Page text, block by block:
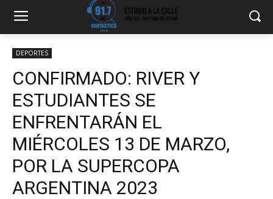
DEPORTES
CONFIRMADO: RIVER Y
ESTUDIANTES SE
ENFRENTARÁN EL
MIÉRCOLES 13 DE MARZO,
POR LA SUPERCOPA
ARGENTINA 2023